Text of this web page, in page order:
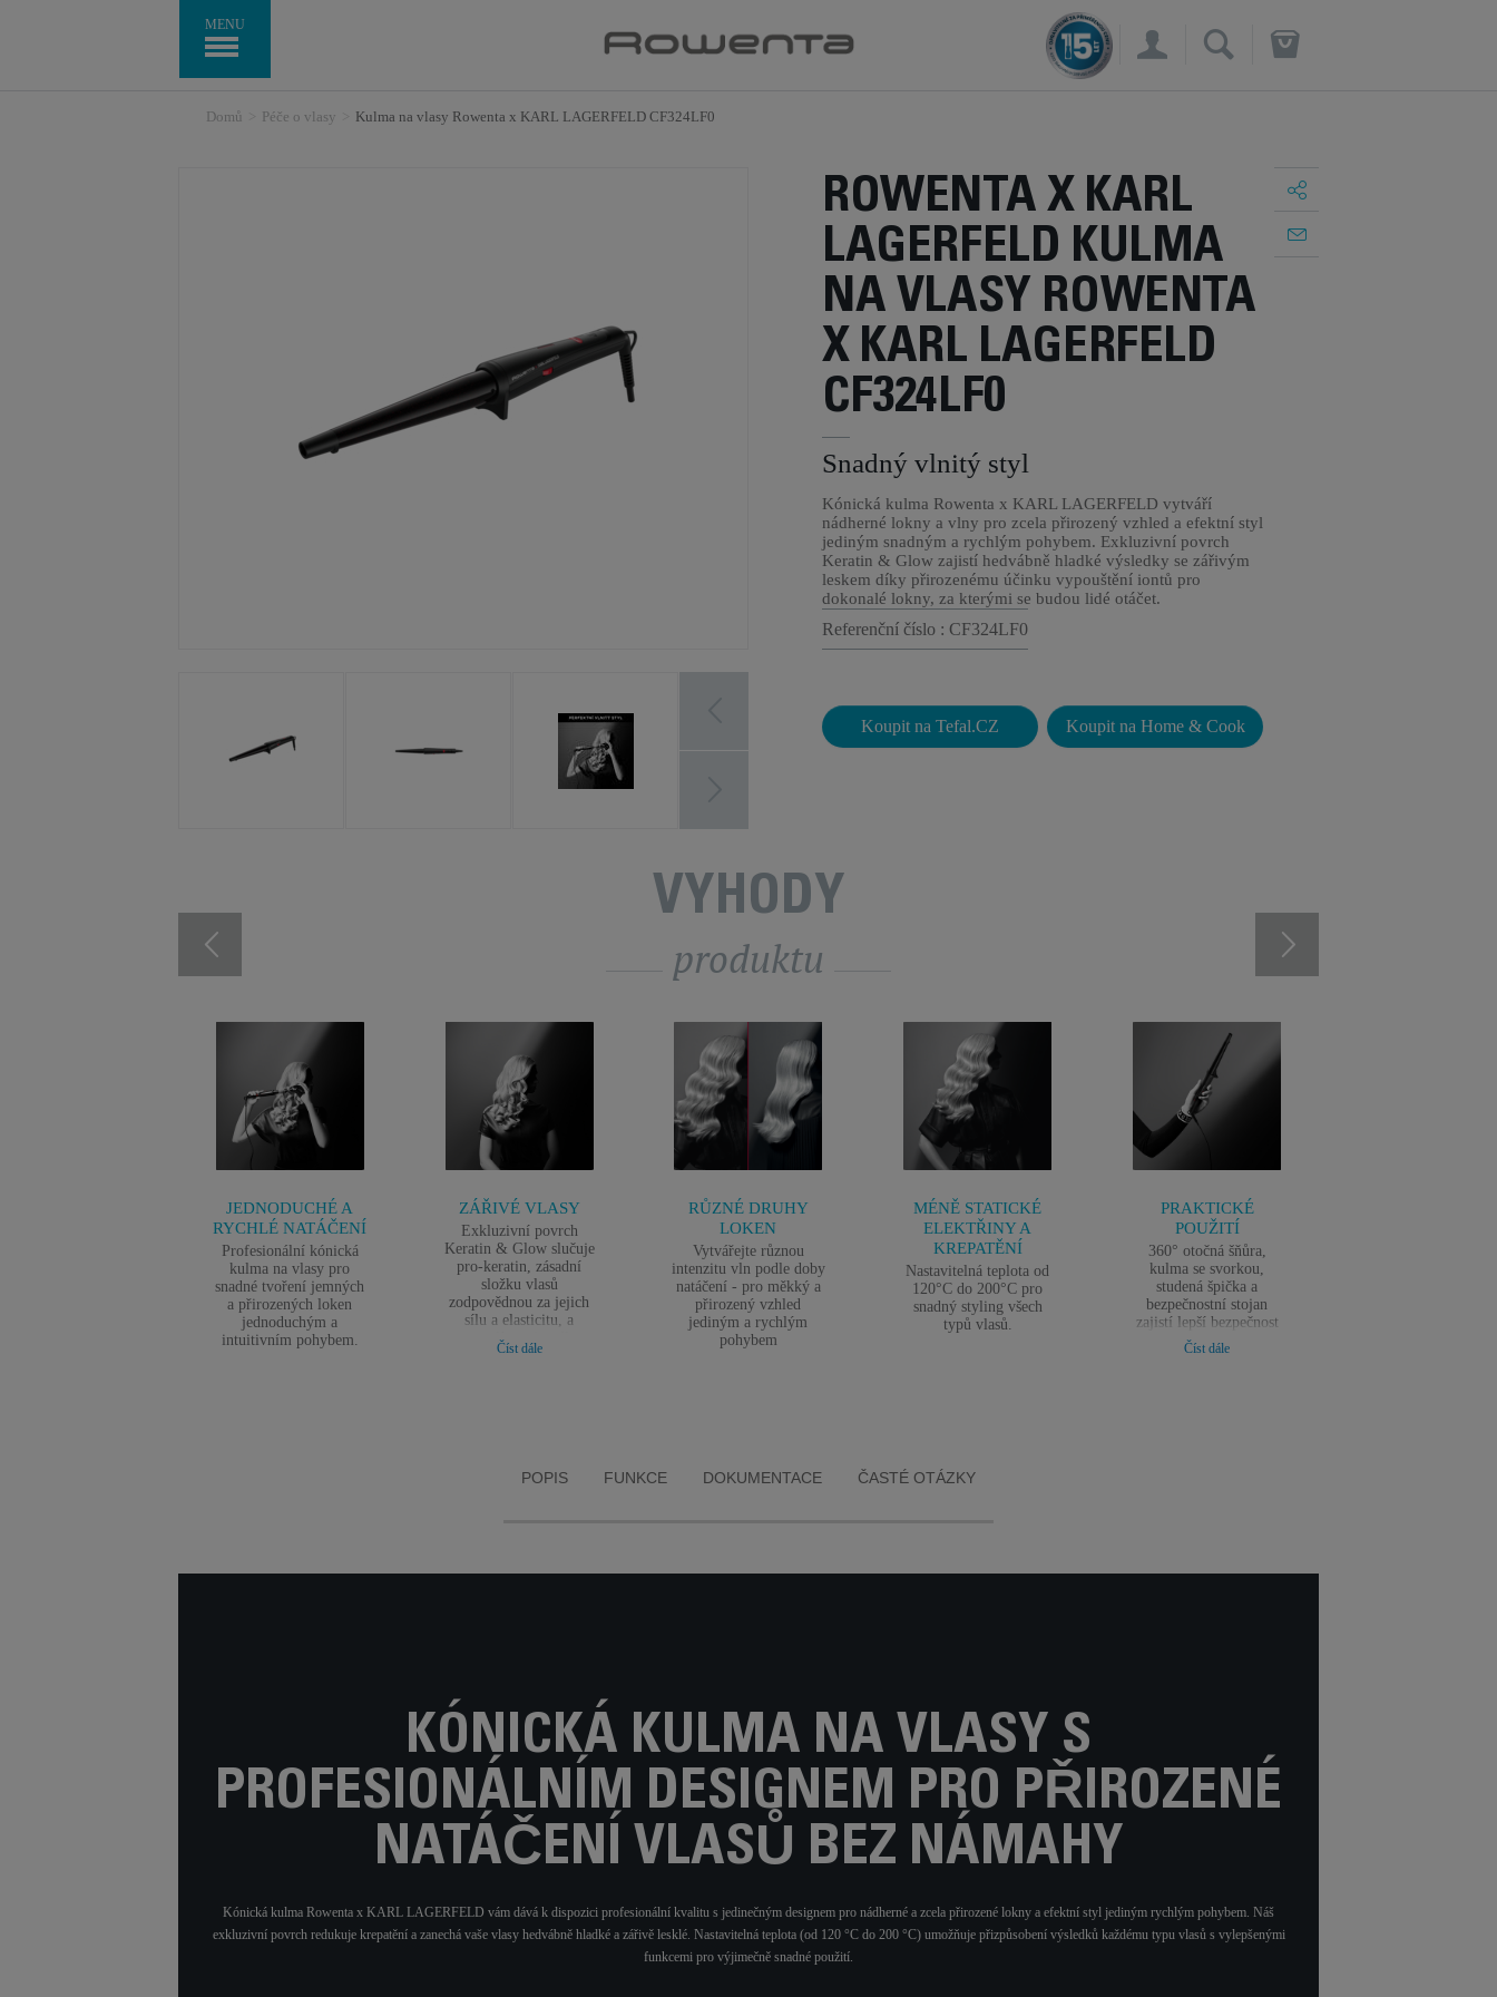
MENU
×
Domů Péče o vlasy Kulma na vlasy Rowenta x KARL LAGERFELD CF324LF0
ROWENTA X KARL
LAGERFELD KULMA
NA VLASY ROWENTA
X KARL LAGERFELD
CF324LF0
Snadný vlnitý styl
Kónická kulma Rowenta x KARL LAGERFELD vytváří
nádherné lokny a vlny pro zcela přirozený vzhled a efektní styl
jediným snadným a rychlým pohybem. Exkluzivní povrch
Keratin & Glow zajistí hedvábně hladké výsledky se zářivým
leskem díky přirozenému účinku vypouštění iontů pro
dokonalé lokny, za kterými se budou lidé otáčet.
Referenční číslo : CF324LF0
Koupit na Tefal.CZ Koupit na Home & Cook
VÝHODY
produktu
JEDNODUCHÉ A
RYCHLÉ NATÁČENÍ
Profesionální kónická
kulma na vlasy pro
snadné tvoření jemných
a přirozených loken
jednoduchým a
intuitivním pohybem.
ZÁŘIVÉ VLASY
Exkluzivní povrch
Keratin & Glow slučuje
pro-keratin, zásadní
složku vlasů
zodpovědnou za jejich
sílu a elasticitu, a
turmalín, minerál s
přirozeným účinkem
Číst dále
RŮZNÉ DRUHY
LOKEN
Vytvářejte různou
intenzitu vln podle doby
natáčení - pro měkký a
přirozený vzhled
jediným a rychlým
pohybem
MÉNĚ STATICKÉ
ELEKTŘINY A
KREPATĚNÍ
Nastavitelná teplota od
120°C do 200°C pro
snadný styling všech
typů vlasů.
PRAKTICKÉ
POUŽITÍ
360° otočná šňůra,
kulma se svorkou,
studená špička a
bezpečnostní stojan
zajistí lepší bezpečnost
pro styling bez obav
každý den.
Číst dále
POPIS FUNKCE DOKUMENTACE ČASTÉ OTÁZKY
KÓNICKÁ KULMA NA VLASY S
PROFESIONÁLNÍM DESIGNEM PRO PŘIROZENÉ
NATÁČENÍ VLASŮ BEZ NÁMAHY
Kónická kulma Rowenta x KARL LAGERFELD vám dává k dispozici profesionální kvalitu s jedinečným designem pro nádherné a zcela přirozené lokny a efektní styl jediným rychlým pohybem. Náš
exkluzivní povrch redukuje krepatění a zanechá vaše vlasy hedvábně hladké a zářivě lesklé. Nastavitelná teplota (od 120 °C do 200 °C) umožňuje přizpůsobení výsledků každému typu vlasů s vylepšenými
funkcemi pro výjimečně snadné použití.